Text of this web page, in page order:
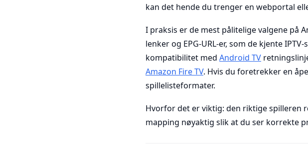
kan det hende du trenger en webportal
I praksis er de mest pålitelige valgene på
lenker og EPG-URL-er, som de kjente
kompatibilitet med Android TV
Amazon Fire TV. Hvis du foretrekker en
spillelisteformater.
Hvorfor det er viktig: den riktige spilleren
mapping nøyaktig slik at du ser korrekte